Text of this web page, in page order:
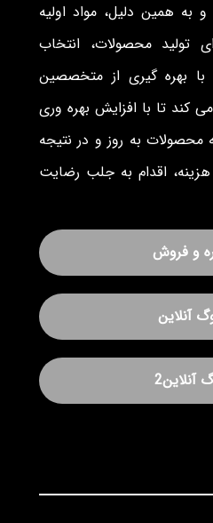
به همین دلیل، مواد اولیه
تولید محصولات، انتخاب
بهره گیری از متخصصین
کند تا با افزایش بهره وری
محصولات به روز و در نتیجه
اقدام به جلب رضایت
و فروش
آنلاین
آنلاین2